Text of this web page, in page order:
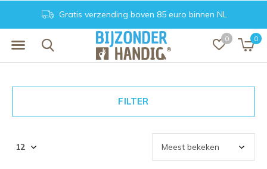
0 0
Gratis verzending boven 85 euro binnen NL
FILTER